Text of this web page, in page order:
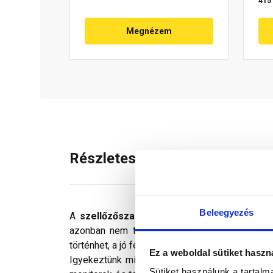
Beleegyezés
Ez a weboldal sütiket
Megnézem
Részletes leírás
A szellőzőszalagot
az eresz vonalába
azonban nem tudnak bejutni a fedés alá.
történhet, a jó felfekvés érdekében kb. 20
Igyekeztünk minden technikailag lehetséges